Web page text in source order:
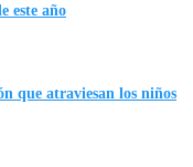
este año
que atraviesan los niños